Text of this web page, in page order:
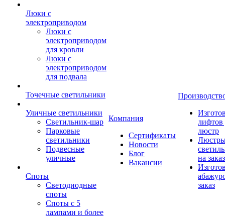
Люки с
электроприводом
Люки с
электроприводом
для кровли
Люки с
электроприводом
для подвала
Точечные светильники
Уличные светильники
Светильник-шар
Парковые
светильники
Подвесные
уличные
Споты
Светодиодные
споты
Споты с 5
лампами и более
Компания
Сертификаты
Новости
Блог
Вакансии
лифтов
люстр
на заказ
заказ